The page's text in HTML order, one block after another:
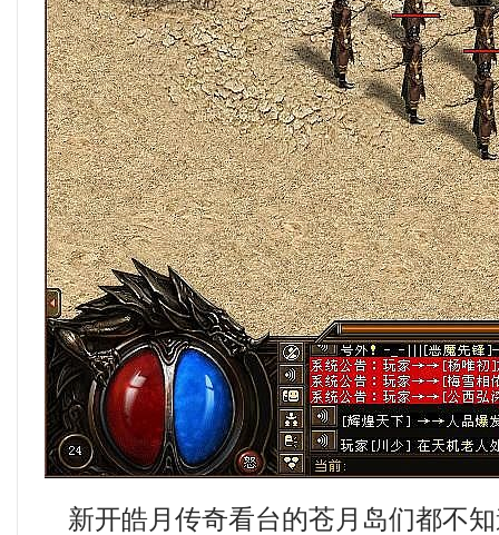
新开皓月传奇看台的苍月岛们都不